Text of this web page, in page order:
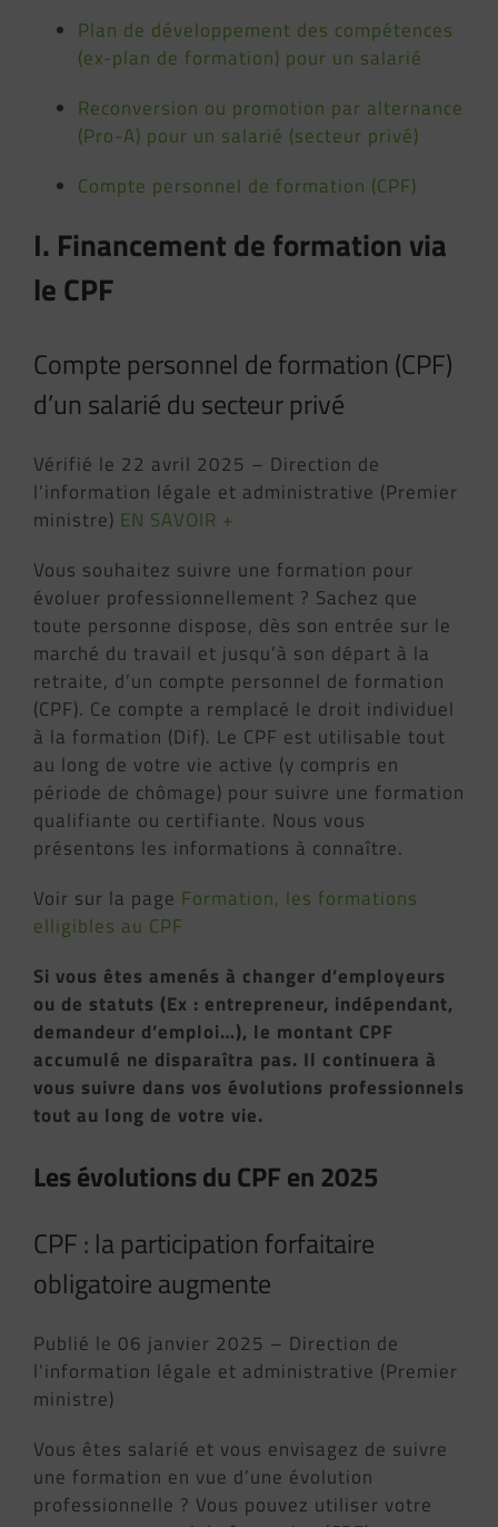
Plan de développement des compétences
(ex-plan de formation) pour un salarié
Reconversion ou promotion par alternance
(Pro-A) pour un salarié (secteur privé)
Compte personnel de formation (CPF)
I. Financement de formation via
le CPF
Compte personnel de formation (CPF)
d’un salarié du secteur privé
Vérifié le 22 avril 2025 – Direction de
l’information légale et administrative (Premier
ministre) EN SAVOIR +
Vous souhaitez suivre une formation pour
évoluer professionnellement ? Sachez que
toute personne dispose, dès son entrée sur le
marché du travail et jusqu’à son départ à la
retraite, d’un compte personnel de formation
(CPF). Ce compte a remplacé le droit individuel
à la formation (Dif). Le CPF est utilisable tout
au long de votre vie active (y compris en
période de chômage) pour suivre une formation
qualifiante ou certifiante. Nous vous
présentons les informations à connaître.
Voir sur la page Formation, les formations
elligibles au CPF
Si vous êtes amenés à changer d’employeurs
ou de statuts (Ex : entrepreneur, indépendant,
demandeur d’emploi…), le montant CPF
accumulé ne disparaîtra pas. Il continuera à
vous suivre dans vos évolutions professionnels
tout au long de votre vie.
Les évolutions du CPF en 2025
CPF : la participation forfaitaire
obligatoire augmente
Publié le 06 janvier 2025 – Direction de
l’information légale et administrative (Premier
ministre)
Vous êtes salarié et vous envisagez de suivre
une formation en vue d’une évolution
professionnelle ? Vous pouvez utiliser votre